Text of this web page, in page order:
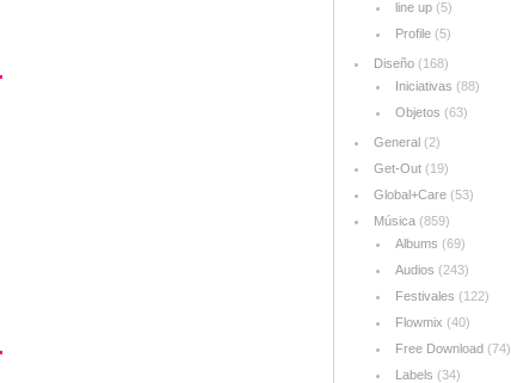
line up (5)
Profile (5)
Diseño (168)
Iniciativas (88)
Objetos (63)
General (2)
Get-Out (19)
Global+Care (53)
Música (859)
Albums (69)
Audios (243)
Festivales (122)
Flowmix (40)
Free Download (74)
Labels (34)